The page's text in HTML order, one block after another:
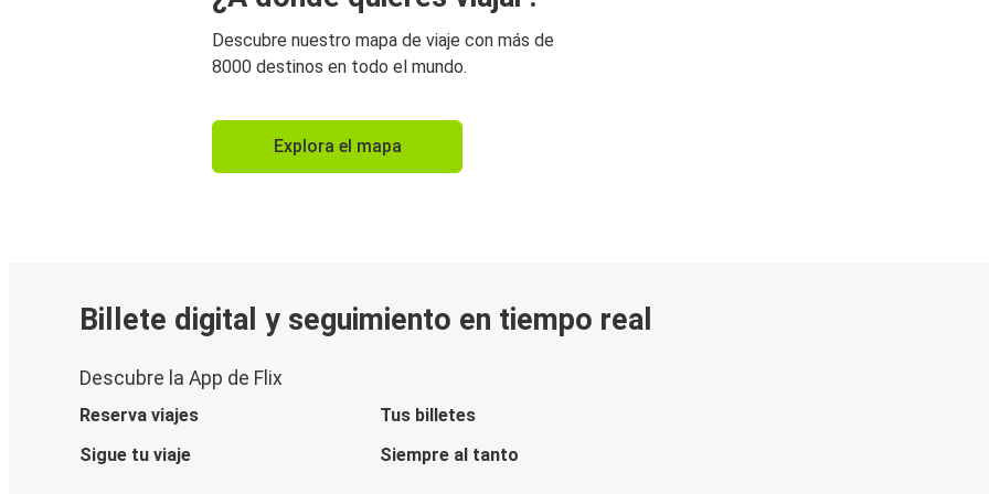
Descubre nuestro mapa de viaje con más de
8000 destinos en todo el mundo.
Explora el mapa
Billete digital y seguimiento en tiempo real
Descubre la App de Flix
Reserva viajes
Tus billetes
Sigue tu viaje
Siempre al tanto